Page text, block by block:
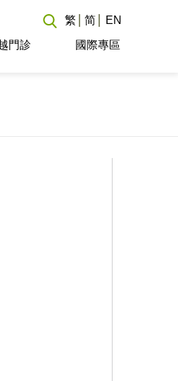
門診 國際專區
繁 简 EN